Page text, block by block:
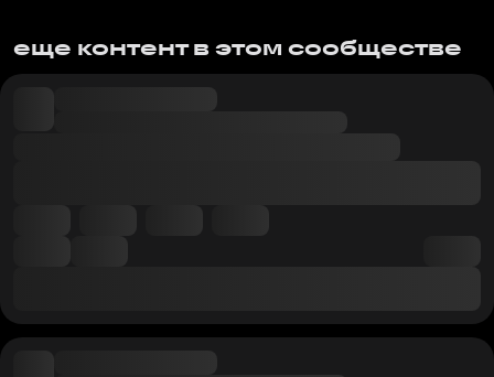
еще контент в этом сообществе